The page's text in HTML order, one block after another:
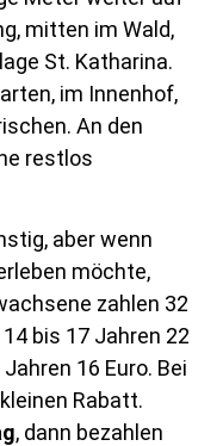
mitten im Wald,
St. Katharina.
im Innenhof,
An den
restlos
aber wenn
möchte,
zahlen 32
bis 17 Jahren 22
16 Euro. Bei
Rabatt.
, dann bezahlen